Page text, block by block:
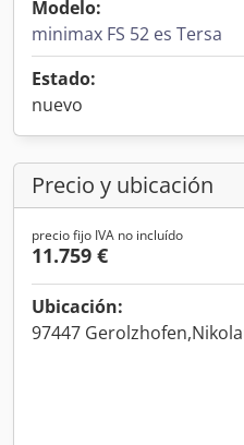
Modelo:
minimax FS 52 es Tersa
Estado:
nuevo
Precio y ubicación
precio fijo IVA no incluído
11.759 €
Ubicación:
97447